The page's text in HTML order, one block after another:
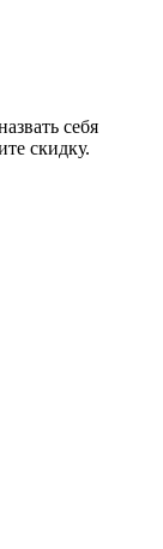
себя
скидку.